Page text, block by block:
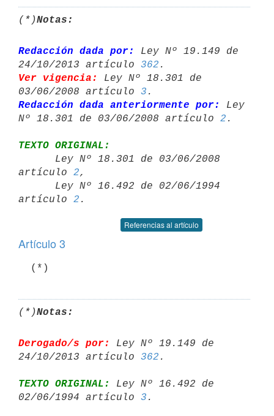
(*)Notas:
Redacción dada por:
Ley Nº 19.149 de
24/10/2013 artículo 362
Ver vigencia:
Ley Nº 18.301 de
03/06/2008 artículo 3
Redacción dada anteriormente por:
Ley
Nº 18.301 de 03/06/2008 artículo 2
TEXTO ORIGINAL:
artículo 2,
artículo 2
Referencias al artículo
Artículo 3
(*)Notas:
Derogado/s por:
Ley Nº 19.149 de
24/10/2013 artículo 362
TEXTO ORIGINAL:
Ley Nº 16.492 de
02/06/1994 artículo 3